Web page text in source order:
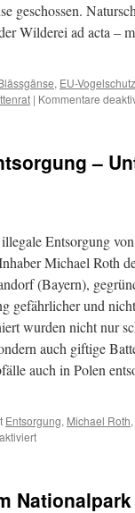
geschossen.
Wilderei ad acta –
, EU-
| Kommentare
–
Entsorgung
Michael Roth
(Bayern),
gefährlicher und
wurden nicht nur
auch giftige
auch in Polen
Entsorgung, Michael Roth,
für
–